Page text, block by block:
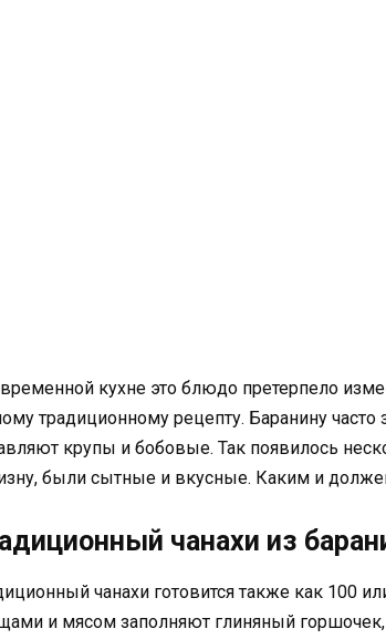
кухне это блюдо претерпело
традиционному рецепту. Баранину
крупы и бобовые. Так появилось
были сытные и вкусные. Каким и
чанахи из
чанахи готовится также как 100
и мясом заполняют глиняный горшочек,